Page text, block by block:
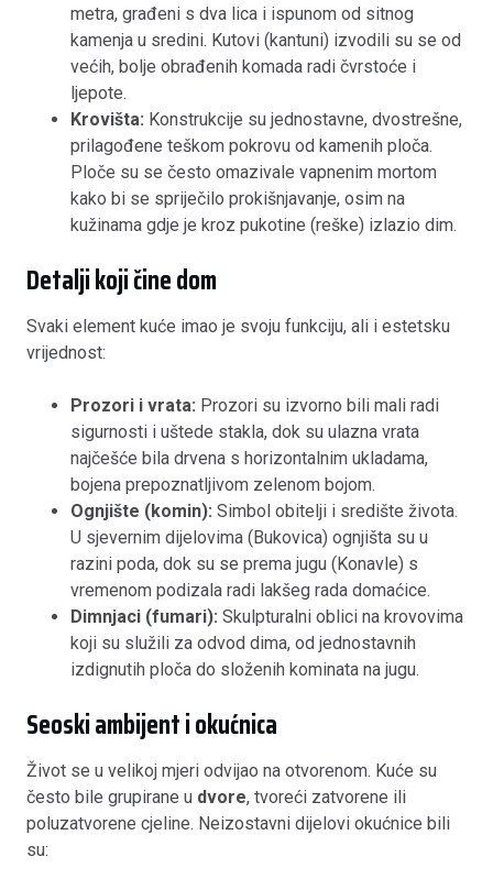
metra, građeni s dva lica i ispunom od sitnog
kamenja u sredini. Kutovi (kantuni) izvodili su se od
većih, bolje obrađenih komada radi čvrstoće i
ljepote.
Krovišta: Konstrukcije su jednostavne, dvostrešne,
prilagođene teškom pokrovu od kamenih ploča.
Ploče su se često omazivale vapnenim mortom
kako bi se spriječilo prokišnjavanje, osim na
kužinama gdje je kroz pukotine (reške) izlazio dim.
Detalji koji čine dom
Svaki element kuće imao je svoju funkciju, ali i estetsku
vrijednost:
Prozori i vrata: Prozori su izvorno bili mali radi
sigurnosti i uštede stakla, dok su ulazna vrata
najčešće bila drvena s horizontalnim ukladama,
bojena prepoznatljivom zelenom bojom.
Ognjište (komin): Simbol obitelji i središte života.
U sjevernim dijelovima (Bukovica) ognjišta su u
razini poda, dok su se prema jugu (Konavle) s
vremenom podizala radi lakšeg rada domaćice.
Dimnjaci (fumari): Skulpturalni oblici na krovovima
koji su služili za odvod dima, od jednostavnih
izdignutih ploča do složenih kominata na jugu.
Seoski ambijent i okućnica
Život se u velikoj mjeri odvijao na otvorenom. Kuće su
često bile grupirane u dvore, tvoreći zatvorene ili
poluzatvorene cjeline. Neizostavni dijelovi okućnice bili
su: